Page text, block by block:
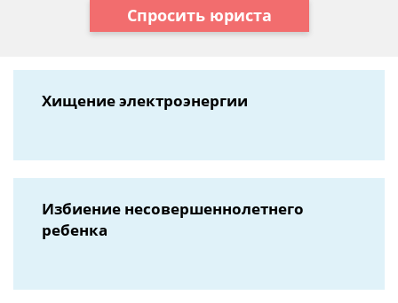
Спросить юриста
Хищение электроэнергии
Избиение несовершеннолетнего
ребенка